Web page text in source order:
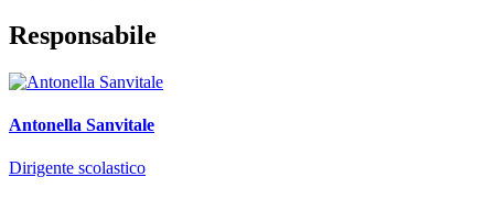
Responsabile
Antonella Sanvitale
Dirigente scolastico